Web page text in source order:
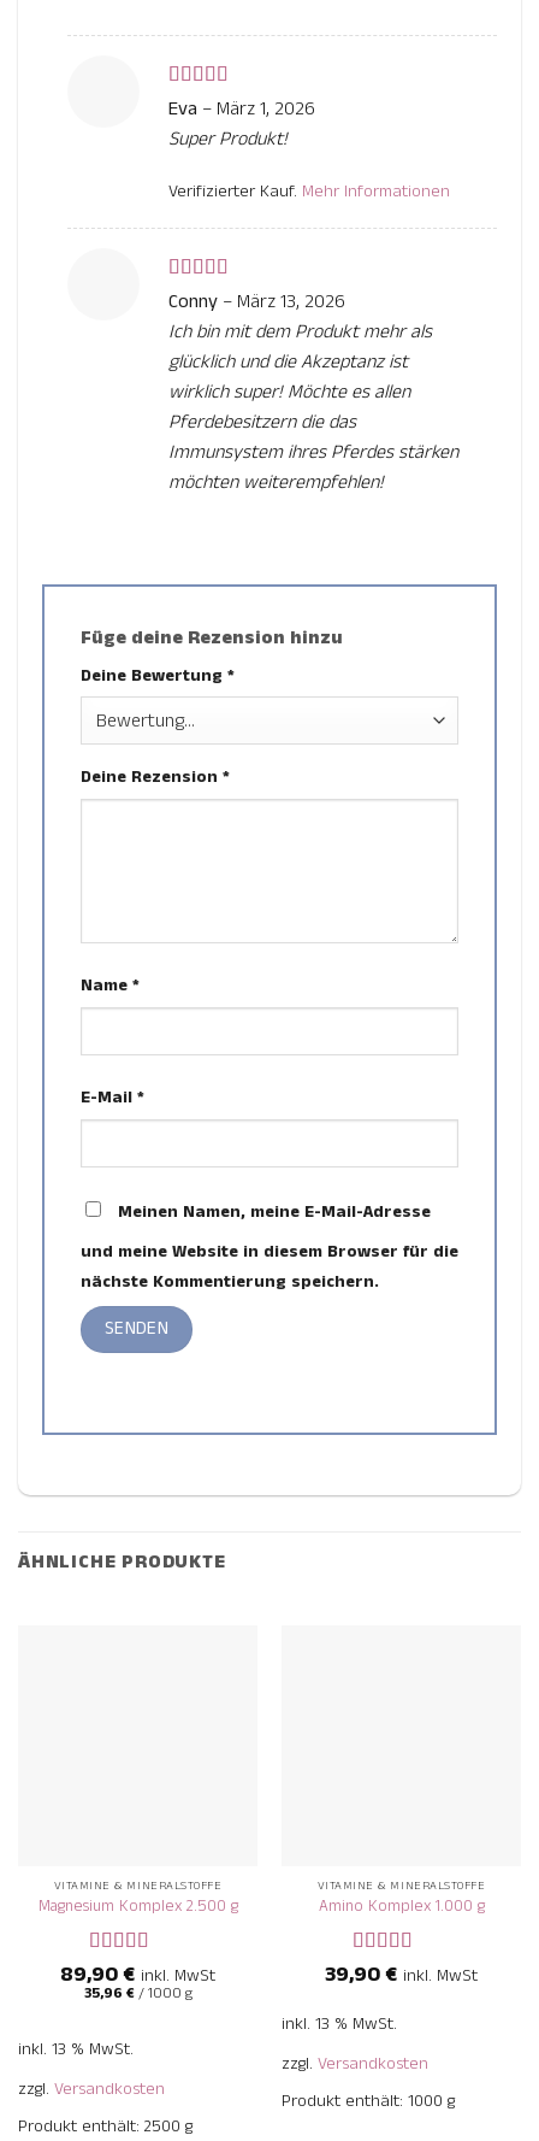
Bewertet
Eva – März 1, 2026
Super Produkt!
Verifizierter Kauf. Mehr Informationen
Bewertet
von 5
Conny – März 13, 2026
Ich bin mit dem Produkt mehr als
glücklich und die Akzeptanz ist
wirklich super! Möchte es allen
Pferdebesitzern die das
Immunsystem ihres Pferdes stärken
möchten weiterempfehlen!
Füge deine Rezension hinzu
Deine Bewertung *
Deine Rezension *
Name *
E-Mail *
Meinen Namen, meine E-Mail-Adresse
und meine Website in diesem Browser für die
nächste Kommentierung speichern.
ÄHNLICHE PRODUKTE
VITAMINE & MINERALSTOFFE
Magnesium Komplex 2.500 g
Bewertet
mit5von 5
89,90€ inkl. MwSt
35,96 €/1000 g
inkl. 13 % MwSt.
zzgl. Versandkosten
Produkt enthält: 2500 g
VITAMINE & MINERALSTOFFE
Amino Komplex 1.000 g
Bewertet
mit
39,90€ inkl. MwSt
inkl. 13 % MwSt.
zzgl. Versandkosten
Produkt enthält: 1000 g